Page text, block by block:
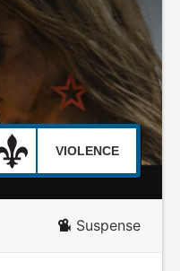
VIOLENCE
Suspense